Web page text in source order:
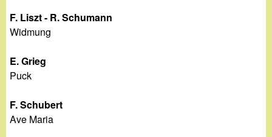
F. Liszt - R. Schumann
Widmung
E. Grieg
Puck
F. Schubert
Ave Maria